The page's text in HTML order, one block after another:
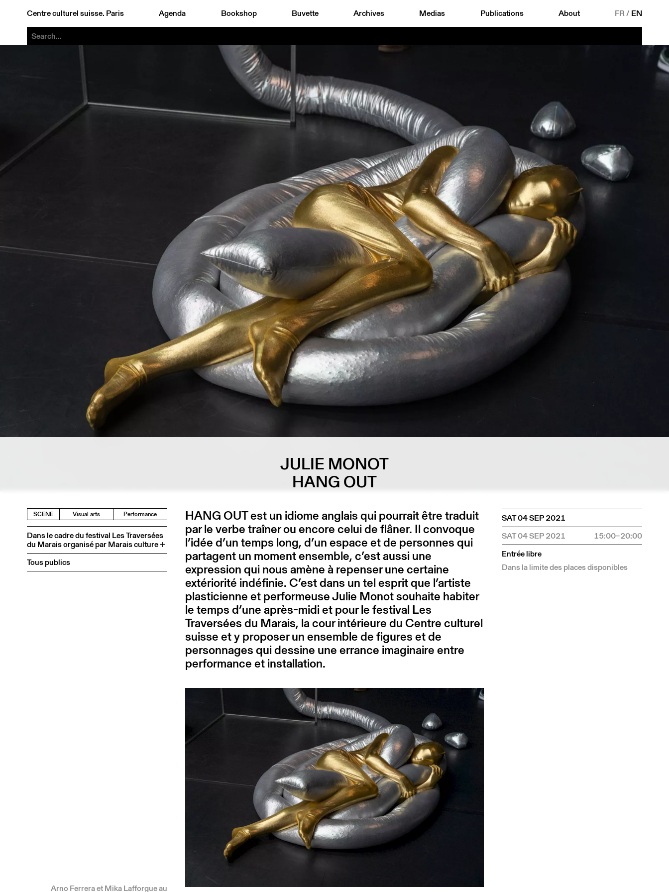
Centre culturel suisse. Paris Agenda Bookshop Buvette Archives Medias Publications About FR/ EN
JULIE MONOT
HANG OUT
SCENE Visual arts Performance
Dans le cadre du festival Les Traversées
du Marais organisé par Marais culture +
Tous publics
Arno Ferrera et Mika Lafforgue au
HANG OUT est un idiome anglais qui pourrait être traduit
par le verbe traîner ou encore celui de flâner. Il convoque
l’idée d’un temps long, d’un espace et de personnes qui
partagent un moment ensemble, c’est aussi une
expression qui nous amène à repenser une certaine
extériorité indéfinie. C’est dans un tel esprit que l’artiste
plasticienne et performeuse Julie Monot souhaite habiter
le temps d’une après-midi et pour le festival Les
Traversées du Marais, la cour intérieure du Centre culturel
suisse et y proposer un ensemble de figures et de
personnages qui dessine une errance imaginaire entre
performance et installation.
SAT 04 SEP 2021
SAT 04 SEP 2021
15:00–20:00
Entrée libre
Dans la limite des places disponibles